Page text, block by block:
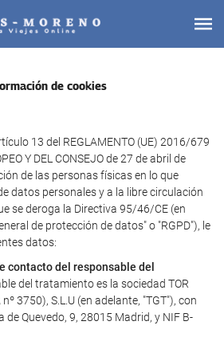
de cookies
13 del REGLAMENTO (UE) 2016/679
Y DEL CONSEJO de 27 de abril de
de las personas físicas en lo que
datos personales y a la libre circulación
se deroga la Directiva 95/46/CE (en
de protección de datos" o "RGPD"), le
datos:
contacto del responsable del
del tratamiento es la sociedad TOR
nº 3750), S.L.U (en adelante, "TGT"), con
de Quevedo, 9, 28015 Madrid, y NIF B-